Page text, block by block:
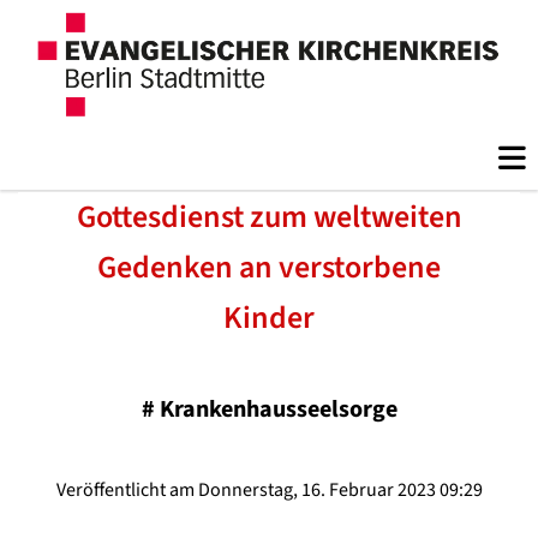
Gottesdienst zum weltweiten
Gedenken an verstorbene
Kinder
# Krankenhausseelsorge
Veröffentlicht am Donnerstag, 16. Februar 2023 09:29